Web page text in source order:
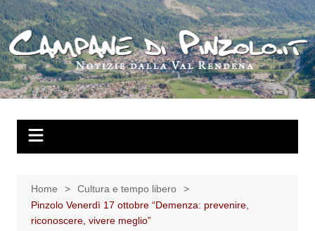
Salta
al
contenuto
Home
Cultura e tempo libero
Pinzolo Venerdì 17 ottobre “Demenza: prevenire,
riconoscere, vivere meglio”